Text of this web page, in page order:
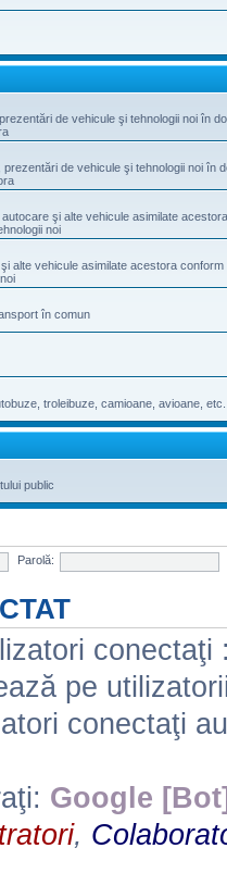
de vehicule şi tehnologii noi în
de vehicule şi tehnologii noi în
şi alte vehicule asimilate
noi
alte vehicule asimilate acestora
în comun
troleibuze, camioane, avioane, etc.
public
Parolă:
conectaţi
pe
conectaţi
Google
,